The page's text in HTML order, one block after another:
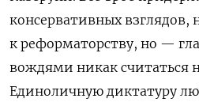
консервативных взглядов,
к реформаторству, но —
вождями никак считаться
Единоличную диктатуру